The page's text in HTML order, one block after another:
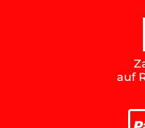
auf